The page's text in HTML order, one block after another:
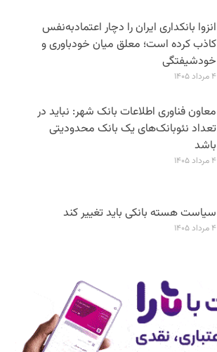
انزوا بانکداری ایران را دچار اعتمادبه‌نفس
کاذب کرده است؛ معلق میان خودباوری و
خودشیفتگی
۴ مرداد ۱۴۰۵
معاون فناوری اطلاعات بانک شهر: نباید در
تعداد نئوبانک‌های یک بانک محدودیتی
باشد
۴ مرداد ۱۴۰۵
سیاست هسته بانکی باید تغییر کند
۴ مرداد ۱۴۰۵